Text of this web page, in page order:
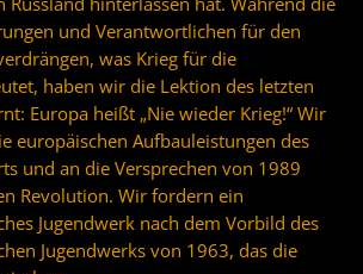
und Verantwortlichen für den
was Krieg für die
haben wir die Lektion des letzten
Europa heißt „Nie wieder Krieg!“ Wir
europäischen Aufbauleistungen des
und an die Versprechen von 1989
Revolution. Wir fordern ein
Jugendwerk nach dem Vorbild des
Jugendwerks von 1963, das die